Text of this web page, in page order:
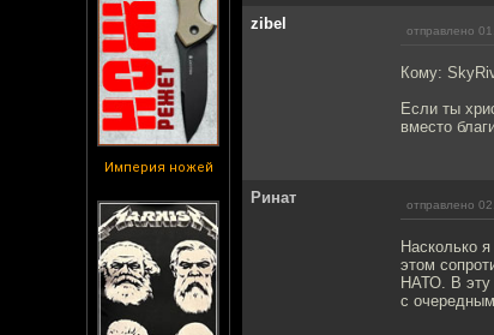
Империя ножей
zibel отправлено
Кому:
Если ты
вместо
Ринат отправлено
Насколько
этом
НАТО. В эту
с